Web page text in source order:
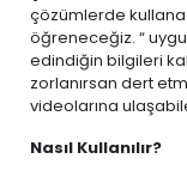
çözümlerde
öğreneceğiz. “
edindiğin bilgileri
zorlanırsan dert
videolarına
Nasıl Kullanılır?